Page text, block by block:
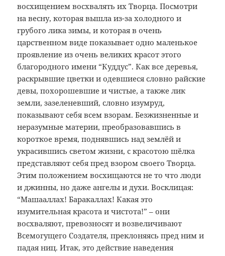
восхищением восхвалять их Творца. Посмотри
на весну, которая вышла из-за холодного и
грубого лика зимы, и которая в очень
царственном виде показывает одно маленькое
проявление из очень великих красот этого
благородного имени “Куддус”. Как все деревья,
раскрывшие цветки и одевшиеся словно райские
девы, похорошевшие и чистые, а также лик
земли, зазеленевший, словно изумруд,
показывают себя всем взорам. Безжизненные и
неразумные материи, преобразовавшись в
короткое время, поднявшись над землёй и
украсившись светом жизни, с красотою шёлка
представляют себя пред взором своего Творца.
Этим положением восхищаются не то что люди
и джинны, но даже ангелы и духи. Восклицая:
“Машааллах! Баракаллах! Какая это
изумительная красота и чистота!” – они
восхваляют, превозносят и возвеличивают
Всемогущего Создателя, преклоняясь пред ним и
падая ниц. Итак, это действие наведения